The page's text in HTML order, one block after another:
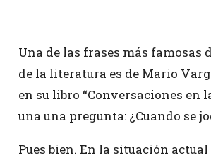
Una de las frases más famosas
de la literatura es de Mario
en su libro “Conversaciones en
una una pregunta: ¿Cuando se
Pues bien. En la situación actual